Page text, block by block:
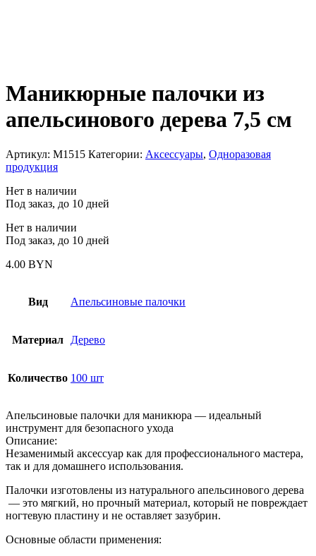
Маникюрные палочки из
апельсинового дерева 7,5 см
Артикул: M1515 Категории: Аксессуары, Одноразовая
продукция
Нет в наличии
Под заказ, до 10 дней
Нет в наличии
Под заказ, до 10 дней
4.00 BYN
Вид Апельсиновые палочки
Материал Дерево
Количество 100 шт
Апельсиновые палочки для маникюра — идеальный
инструмент для безопасного ухода
Описание:
Незаменимый аксессуар как для профессионального мастера,
так и для домашнего использования.
Палочки изготовлены из натурального апельсинового дерева
— это мягкий, но прочный материал, который не повреждает
ногтевую пластину и не оставляет зазубрин.
Основные области применения: